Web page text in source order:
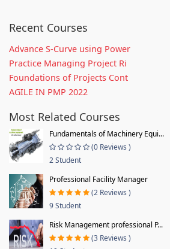
Recent Courses
Advance S-Curve using Power
Practice Managing Project Ri
Foundations of Projects Cont
AGILE IN PMP 2022
Most Related Courses
Fundamentals of Machinery Equi...
(0 Reviews )
2 Student
Professional Facility Manager
(2 Reviews )
9 Student
Risk Management professional P...
(3 Reviews )